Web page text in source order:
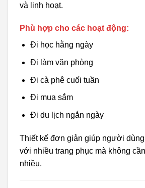
và linh hoạt.
Phù hợp cho các hoạt động:
Đi học hằng ngày
Đi làm văn phòng
Đi cà phê cuối tuần
Đi mua sắm
Đi du lịch ngắn ngày
Thiết kế đơn giản giúp người
với nhiều trang phục mà không
nhiều.